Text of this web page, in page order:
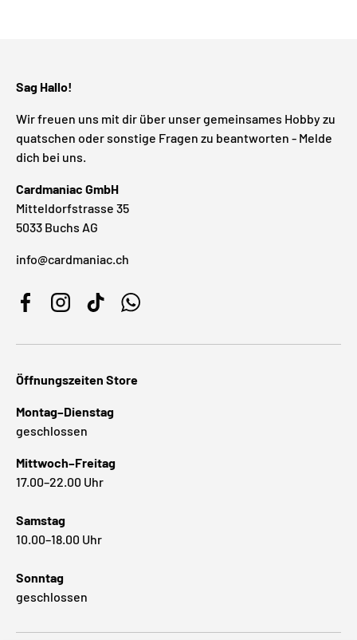
Sag Hallo!
Wir freuen uns mit dir über unser gemeinsames Hobby zu
quatschen oder sonstige Fragen zu beantworten - Melde
dich bei uns.
Cardmaniac GmbH
Mitteldorfstrasse 35
5033 Buchs AG
info@cardmaniac.ch
FacebookInstagramTikTokWhatsApp
Öffnungszeiten Store
Montag–Dienstag
geschlossen
Mittwoch–Freitag
17.00–22.00 Uhr
Samstag
10.00–18.00 Uhr
Sonntag
geschlossen